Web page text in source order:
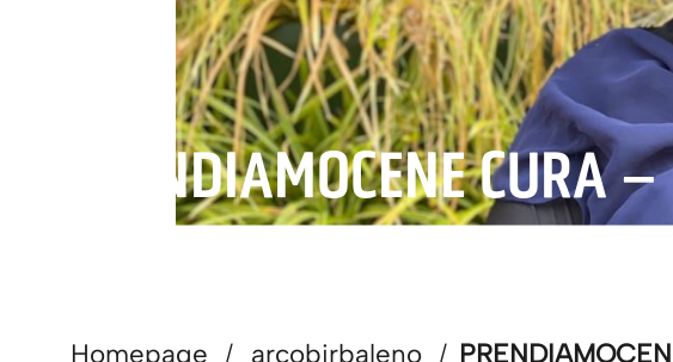
PRENDIAMOCENE
Homepage / arcobirbaleno /